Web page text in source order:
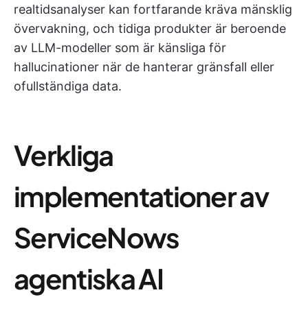
realtidsanalyser kan fortfarande kräva mänsklig
övervakning, och tidiga produkter är beroende
av LLM-modeller som är känsliga för
hallucinationer när de hanterar gränsfall eller
ofullständiga data.
Verkliga
implementationer av
ServiceNows
agentiska AI